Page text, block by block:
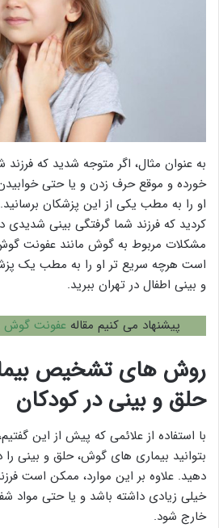
به عنوان مثال، اگر متوجه شدید که
خورده و موقع حرف زدن و یا حتی
او را به مطب یکی از این پزشکان
کردید که فرزند شما گرفتگی بینی
مشکلات مربوط به گوش مانند عفونت گوش
است هرچه سریع تر او را به مطب یک
و بینی اطفال در تهران ببرید.
پیشنهاد می کنیم مقاله عفونت گوش
روش های تشخیص
حلق و بینی در کودکان
با استفاده از علائمی که پیش از این
بتوانید بیماری های گوش، حلق و بینی
دهید. علاوه بر این موارد، ممکن است
خیلی زیادی داشته باشد و یا حتی مواد
خارج شود.